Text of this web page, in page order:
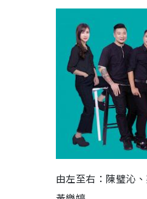
由左至右：陳璧沁